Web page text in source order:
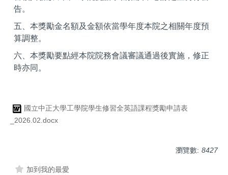
告。
五、本獎勵金名額及金額依當學年度本院之相關年度預
算調整。
六、本獎勵要點經本院院務會議審議通過後實施，修正
時亦同。
國立中正大學工學院學生修習全英語課程獎勵申請表
_2026.02.docx
瀏覽數: 8427
加到我的最愛